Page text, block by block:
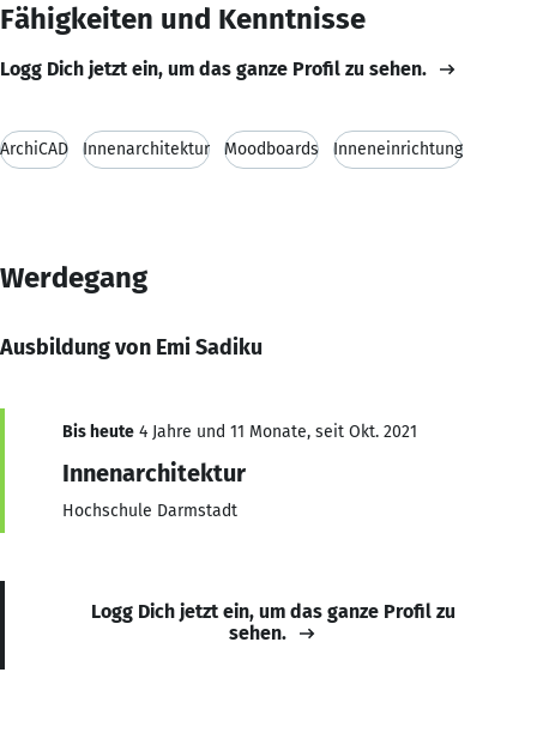
Fähigkeiten und Kenntnisse
Logg Dich jetzt ein, um das ganze Profil zu sehen.
ArchiCAD Innenarchitektur Moodboards Inneneinrichtung
Werdegang
Ausbildung von Emi Sadiku
Bis heute 4 Jahre und 11 Monate, seit Okt. 2021
Innenarchitektur
Hochschule Darmstadt
Logg Dich jetzt ein, um das ganze Profil zu
sehen.